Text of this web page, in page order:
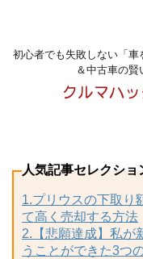
初心者でも失敗しない「
＆中古車の
人気記事セレクショ
1.プリウスの下取り
て高く売却する方法
2.【悲願達成】私が
うことができた3つ